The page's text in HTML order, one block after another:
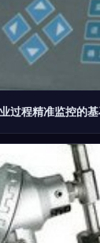
过程精准监控的